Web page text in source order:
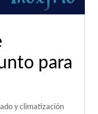
para
y climatización